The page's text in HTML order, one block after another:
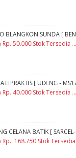
BLANGKON SUNDA [
Rp. 50.000 Stok Tersedia ...
PRAKTIS [ UDENG -
Rp. 40.000 Stok Tersedia ...
CELANA BATIK [
Rp. 168.750 Stok Tersedia